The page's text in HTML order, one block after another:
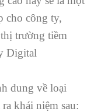
cho công ty,
trường tiềm
Digital
dung về loại
khái niệm sau: